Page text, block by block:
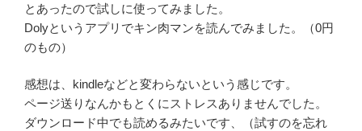
とあったので試しに使ってみました。
Dolyというアプリでキン肉マンを読んでみました。（0円
のもの）
感想は、kindleなどと変わらないという感じです。
ページ送りなんかもとくにストレスありませんでした。
ダウンロード中でも読めるみたいです、（試すのを忘れ